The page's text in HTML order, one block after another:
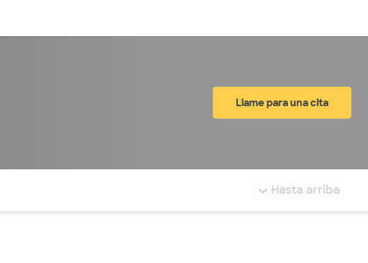
Llame para una cita
Hasta arriba